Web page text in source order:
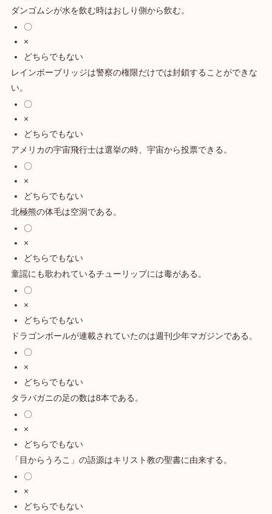
ダンゴムシが水を飲む時はおしり側から飲む。
〇
×
どちらでもない
レインボーブリッジは警察の権限だけでは封鎖することができな
い。
〇
×
どちらでもない
アメリカの宇宙飛行士は選挙の時、宇宙から投票できる。
〇
×
どちらでもない
北極熊の体毛は空洞である。
〇
×
どちらでもない
童謡にも歌われているチューリップには毒がある。
〇
×
どちらでもない
ドラゴンボールが連載されていたのは週刊少年マガジンである。
〇
×
どちらでもない
タラバガニの足の数は8本である。
〇
×
どちらでもない
「目からうろこ」の語源はキリスト教の聖書に由来する。
〇
×
どちらでもない